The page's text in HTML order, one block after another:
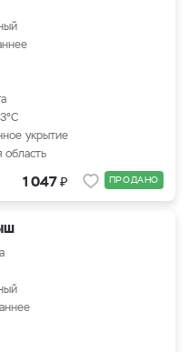
укрытие
область
1 047₽ ПРОДАНО